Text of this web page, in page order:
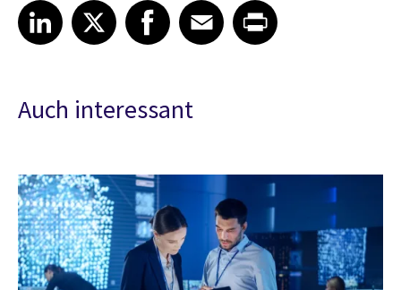
Share article on LinkedIn
LinkedIn
Share article on XShare article on Facebook
Facebook
Share article on Email
EmailShare article on Print
Auch interessant